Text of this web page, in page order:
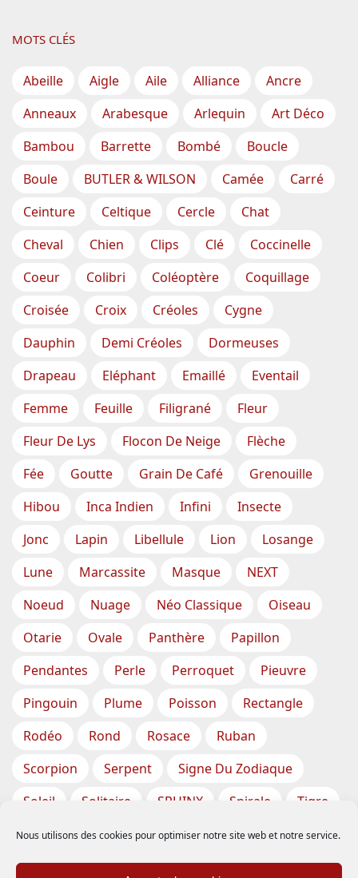
Nous utilisons des cookies pour optimiser notre site web et notre service.
MOTS CLÉS
Abeille Aigle Aile Alliance
Ancre
Anneaux
Arabesque Arlequin
Art Déco
Bambou
Barrette Bombé
Boucle
Boule
BUTLER & WILSON Camée
Carré
Ceinture
Celtique Cercle
Chat
Cheval
Chien Clips Clé
Coccinelle
Coeur
Colibri Coléoptère
Coquillage
Croisée
Croix Créoles
Cygne
Dauphin
Demi Créoles
Dormeuses
Drapeau
Eléphant Emaillé
Eventail
Femme
Feuille Filigrané
Fleur
Fleur De Lys
Flocon De Neige
Flèche
Fée
Goutte Grain De Café
Grenouille
Hibou
Inca Indien Infini
Insecte
Jonc
Lapin Libellule Lion
Losange
Lune
Marcassite Masque
NEXT
Noeud
Nuage Néo Classique
Oiseau
Otarie
Ovale Panthère
Papillon
Pendantes
Perle Perroquet
Pieuvre
Pingouin
Plume Poisson
Rectangle
Rodéo
Rond Rosace
Ruban
Scorpion
Serpent
Signe Du Zodiaque
Soleil
Solitaire SPHINX Spirale
Tigre
Torsade
Tortue Train
Tresse
Triangle
Trèfle Tête Vase Étoile